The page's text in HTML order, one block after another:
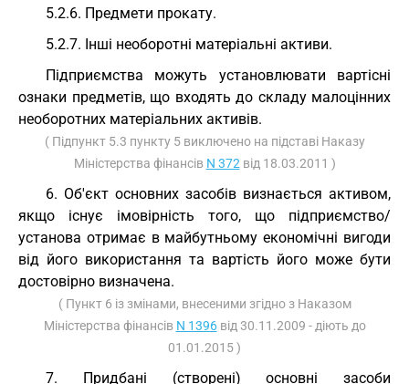
5.2.6. Предмети прокату.
5.2.7. Інші необоротні матеріальні активи.
Підприємства можуть установлювати вартісні
ознаки предметів, що входять до складу малоцінних
необоротних матеріальних активів.
( Підпункт 5.3 пункту 5 виключено на підставі Наказу
Міністерства фінансів N 372 від 18.03.2011 )
6. Об'єкт основних засобів визнається активом,
якщо існує імовірність того, що підприємство/
установа отримає в майбутньому економічні вигоди
від його використання та вартість його може бути
достовірно визначена.
( Пункт 6 із змінами, внесеними згідно з Наказом
Міністерства фінансів N 1396від 30.11.2009 - діють до
01.01.2015 )
7. Придбані (створені) основні засоби